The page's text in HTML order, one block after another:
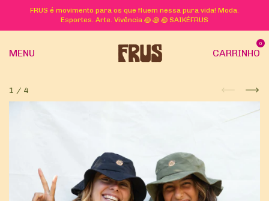
FRUS é movimento para os que fluem nessa pura vida! Moda.
Esportes. Arte. Vivência ꩜ ꩜ ꩜ SAIKÉFRUS
MENU CARRINHO
0
1 / 4